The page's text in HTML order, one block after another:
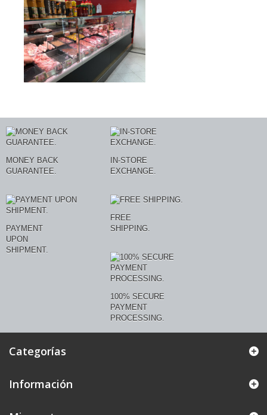
MONEY BACK
GUARANTEE.
IN-STORE
EXCHANGE.
PAYMENT
UPON
SHIPMENT.
FREE
SHIPPING.
100% SECURE
PAYMENT
PROCESSING.
Categorías
Información